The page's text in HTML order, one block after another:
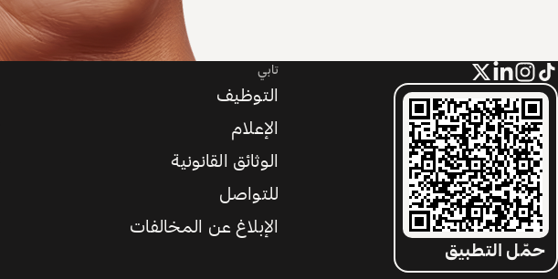
حمّل التطبيق
تابي
التوظيف
الإعلام
الوثائق القانونية
للتواصل
الإبلاغ عن المخالفات